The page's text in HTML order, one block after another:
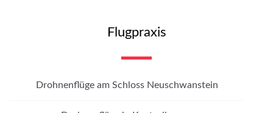
Flugpraxis
Drohnenflüge am Schloss Neuschwanstein